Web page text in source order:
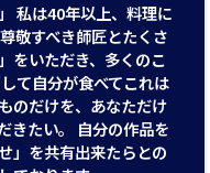
私は40年以上、料理に
敬すべき師匠とたくさ
をいただき、多くのこ
て自分が食べてこれは
のだけを、あなただけ
きたい。 自分の作品を
」を共有出来たらとの